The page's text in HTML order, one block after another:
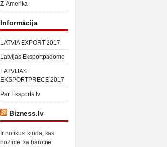
Z-Amerika
Informācija
LATVIA EXPORT 2017
Latvijas Eksportpadome
LATVIJAS
EKSPORTPRECE 2017
Par Eksports.lv
Bizness.lv
Ir notikusi kļūda, kas
nozīmē, ka barotne,